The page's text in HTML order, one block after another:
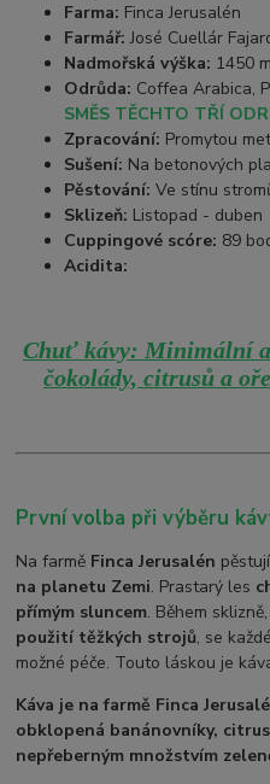
Farma: Finca Jerusalén
Farmář: José Cuellár
Nadmořská výška: 1450
Odrůda: Coffea Arabica,
SMĚS TĚCHTO TŘÍ
Zpracování: Promytou
Sušení: Na betonových
Pěstování: Ve stínu
Sklizeň: Listopad - duben
Cuppingové scóre: 89
Acidita:
Chuť kávy: Minimální
čokolády, citrusů a
První volba při výběru
Na farmě Finca Jerusalén
na planetu Zemi. Prastarý les
přímým sluncem. Během
použití těžkých strojů, se
možné péče. Touto láskou je
Káva je na farmě Finca
obklopená banánovníky,
nepřeberným množstvím